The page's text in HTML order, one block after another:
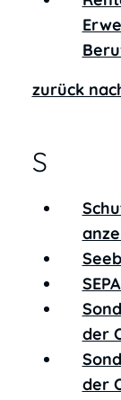
zurück
S
der
der